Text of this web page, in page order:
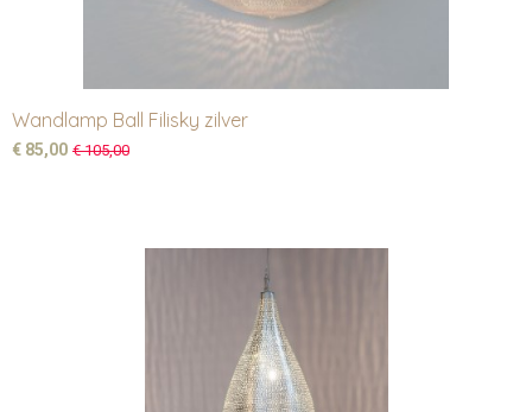
Wandlamp Ball Filisky zilver
€ 85,00 € 105,00